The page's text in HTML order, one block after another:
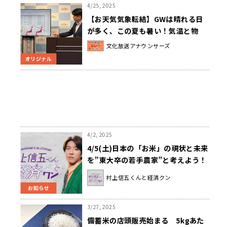
オリジナル
4/25, 2025
【お天気気象転結】GWは晴れる日
が多く、この夏も暑い！気温と物
価、どこまで上がる？
文化放送アナウンサーズ
お知らせ
4/2, 2025
4/5(土)日本の「お米」の現状と未来
を”東大卒の若手農家”と考えよう！
『村上信五くんと経済クン』
村上信五くんと経済クン
3/27, 2025
備蓄米の店頭販売始まる 5kgあた